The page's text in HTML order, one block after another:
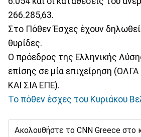
266.285,63.
Στο Πόθεν Έσχες έχουν δηλωθεί
θυρίδες.
Ο πρόεδρος της Ελληνικής
επίσης σε μία επιχείρηση
ΚΑΙ ΣΙΑ ΕΠΕ).
Το πόθεν έσχες του Κυριάκου
Ακολουθήστε το CNN Greece στο